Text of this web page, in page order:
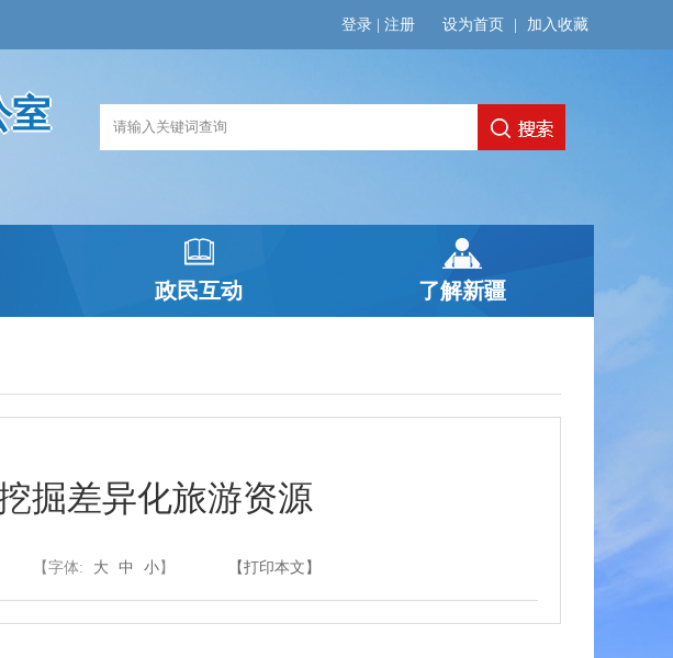
设为首页 加入收藏
登录 注册
室
政民互动 了解新疆
掘差异化旅游资源
【字体: 大 中 小 】 【打印本文】